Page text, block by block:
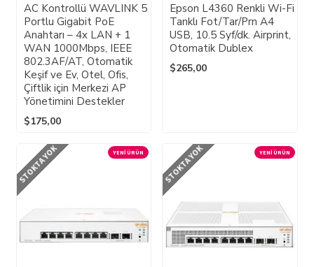
AC Kontrollü WAVLINK 5
Portlu Gigabit PoE
Anahtarı – 4x LAN + 1
WAN 1000Mbps, IEEE
802.3AF/AT, Otomatik
Keşif ve Ev, Otel, Ofis,
Çiftlik için Merkezi AP
Yönetimini Destekler
$175,00
Epson L4360 Renkli Wi-Fi
Tanklı Fot/Tar/Prn A4
USB, 10.5 Syf/dk. Airprint,
Otomatik Dublex
$265,00
YENI ÜRÜN
STOKTA YOK YENI ÜRÜN
STOKTA YOK